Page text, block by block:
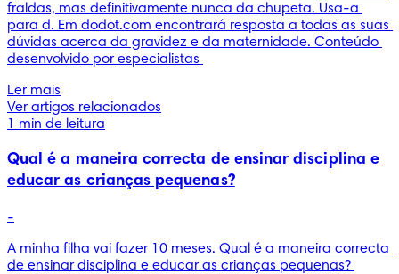
fraldas, mas definitivamente nunca da chupeta. Usa-a
para d. Em dodot.com encontrará resposta a todas as suas
dúvidas acerca da gravidez e da maternidade. Conteúdo
desenvolvido por especialistas
Ler mais
Ver artigos relacionados
1 min de leitura
Qual é a maneira correcta de ensinar disciplina e
educar as crianças pequenas?
-
A minha filha vai fazer 10 meses. Qual é a maneira correcta
de ensinar disciplina e educar as crianças pequenas?